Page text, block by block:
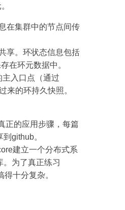
在集群中的节点间传
享。环状态信息包括
在环元数据中。
入口点（通过
来的环持久快照。
正的应用步骤，每篇
github。
建立一个分布式系
。为了真正练习
十分复杂。